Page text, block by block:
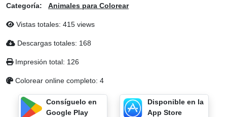
Categoría: Animales para Colorear
Vistas totales: 415 views
Descargas totales: 168
Impresión total: 126
Colorear online completo: 4
Consíguelo en
Google Play
Disponible en la
App Store